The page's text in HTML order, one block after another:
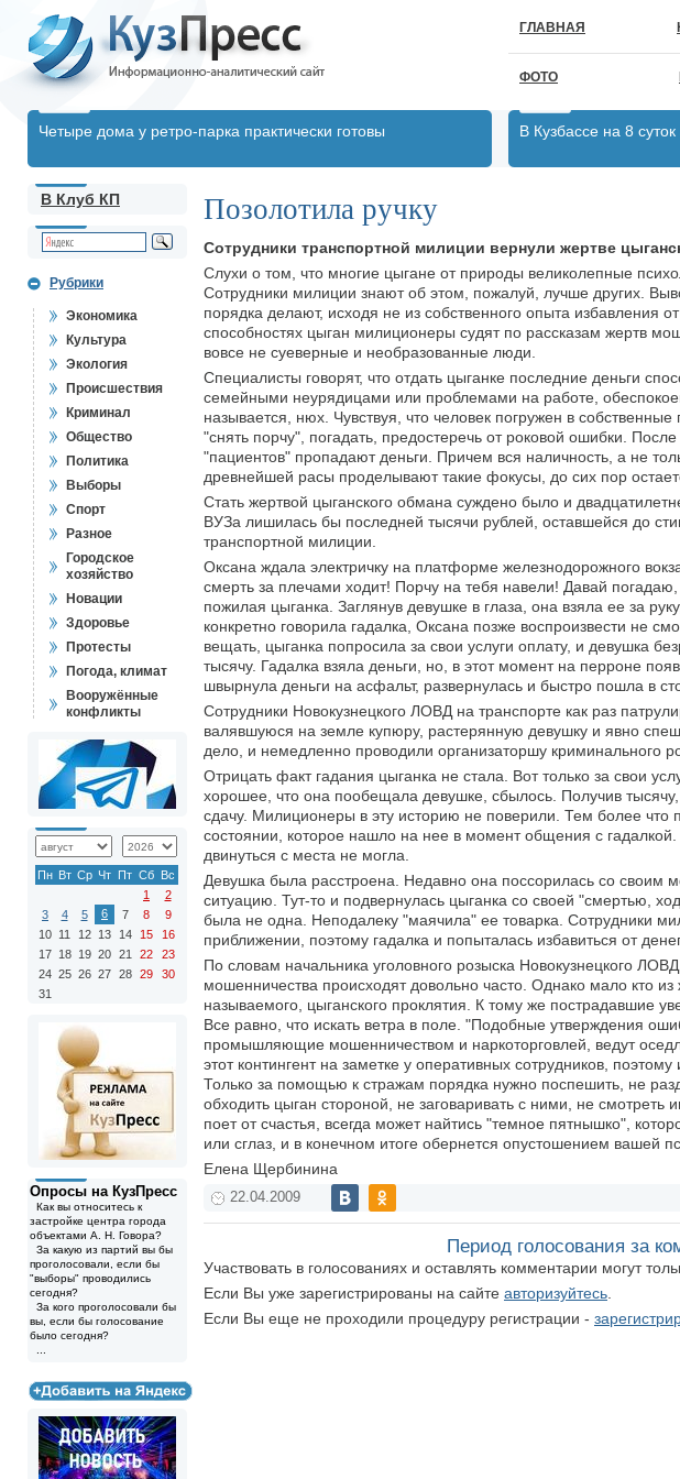
ГЛАВНАЯ
ФОТО
Четыре дома у ретро-парка практически готовы В Кузбассе на 8
В Клуб КП
Рубрики
Экономика
Культура
Экология
Происшествия
Криминал
Общество
Политика
Выборы
Спорт
Разное
Городское
хозяйство
Новации
Здоровье
Протесты
Погода, климат
Вооружённые
конфликты
Пн Вт Ср Чт Пт Сб Вс
1
2
3
4 5 6 7 8
9
10 11 12 13 14 15
16
17 18 19 20 21 22
23
24 25 26 27 28 29
30
31
Опросы на КузПресс
Как вы относитесь к
застройке центра города
объектами А. Н. Говора?
За какую из партий вы бы
проголосовали, если бы
"выборы" проводились
сегодня?
За кого проголосовали бы
вы, если бы голосование
было сегодня?
Позолотила ручку
Сотрудники транспортной милиции вернули жертве
Слухи о том, что многие цыгане от природы великолепные
Сотрудники милиции знают об этом, пожалуй, лучше других.
порядка делают, исходя не из собственного опыта избавления
способностях цыган милиционеры судят по рассказам жертв
вовсе не суеверные и необразованные люди.
Специалисты говорят, что отдать цыганке последние деньги
семейными неурядицами или проблемами на работе,
называется, нюх. Чувствуя, что человек погружен в
"снять порчу", погадать, предостеречь от роковой ошибки.
"пациентов" пропадают деньги. Причем вся наличность, а не
древнейшей расы проделывают такие фокусы, до сих пор
Стать жертвой цыганского обмана суждено было и
ВУЗа лишилась бы последней тысячи рублей, оставшейся до
транспортной милиции.
Оксана ждала электричку на платформе железнодорожного
смерть за плечами ходит! Порчу на тебя навели! Давай
пожилая цыганка. Заглянув девушке в глаза, она взяла ее за
конкретно говорила гадалка, Оксана позже воспроизвести не
вещать, цыганка попросила за свои услуги оплату, и девушка
тысячу. Гадалка взяла деньги, но, в этот момент на перроне
швырнула деньги на асфальт, развернулась и быстро пошла в
Сотрудники Новокузнецкого ЛОВД на транспорте как раз
валявшуюся на земле купюру, растерянную девушку и явно
дело, и немедленно проводили организаторшу криминального
Отрицать факт гадания цыганка не стала. Вот только за свои
хорошее, что она пообещала девушке, сбылось. Получив
сдачу. Милиционеры в эту историю не поверили. Тем более
состоянии, которое нашло на нее в момент общения с
двинуться с места не могла.
Девушка была расстроена. Недавно она поссорилась со
ситуацию. Тут-то и подвернулась цыганка со своей "смертью,
была не одна. Неподалеку "маячила" ее товарка. Сотрудники
приближении, поэтому гадалка и попыталась избавиться от
По словам начальника уголовного розыска Новокузнецкого
мошенничества происходят довольно часто. Однако мало кто
называемого, цыганского проклятия. К тому же пострадавшие
Все равно, что искать ветра в поле. "Подобные утверждения
промышляющие мошенничеством и наркоторговлей, ведут
этот контингент на заметке у оперативных сотрудников,
Только за помощью к стражам порядка нужно поспешить, не
обходить цыган стороной, не заговаривать с ними, не
поет от счастья, всегда может найтись "темное пятнышко",
или сглаз, и в конечном итоге обернется опустошением вашей
Елена Щербинина
22.04.2009
Период голосования за
Участвовать в голосованиях и оставлять комментарии могут
Если Вы уже зарегистрированы на сайте авторизуйтесь
Если Вы еще не проходили процедуру регистрации -